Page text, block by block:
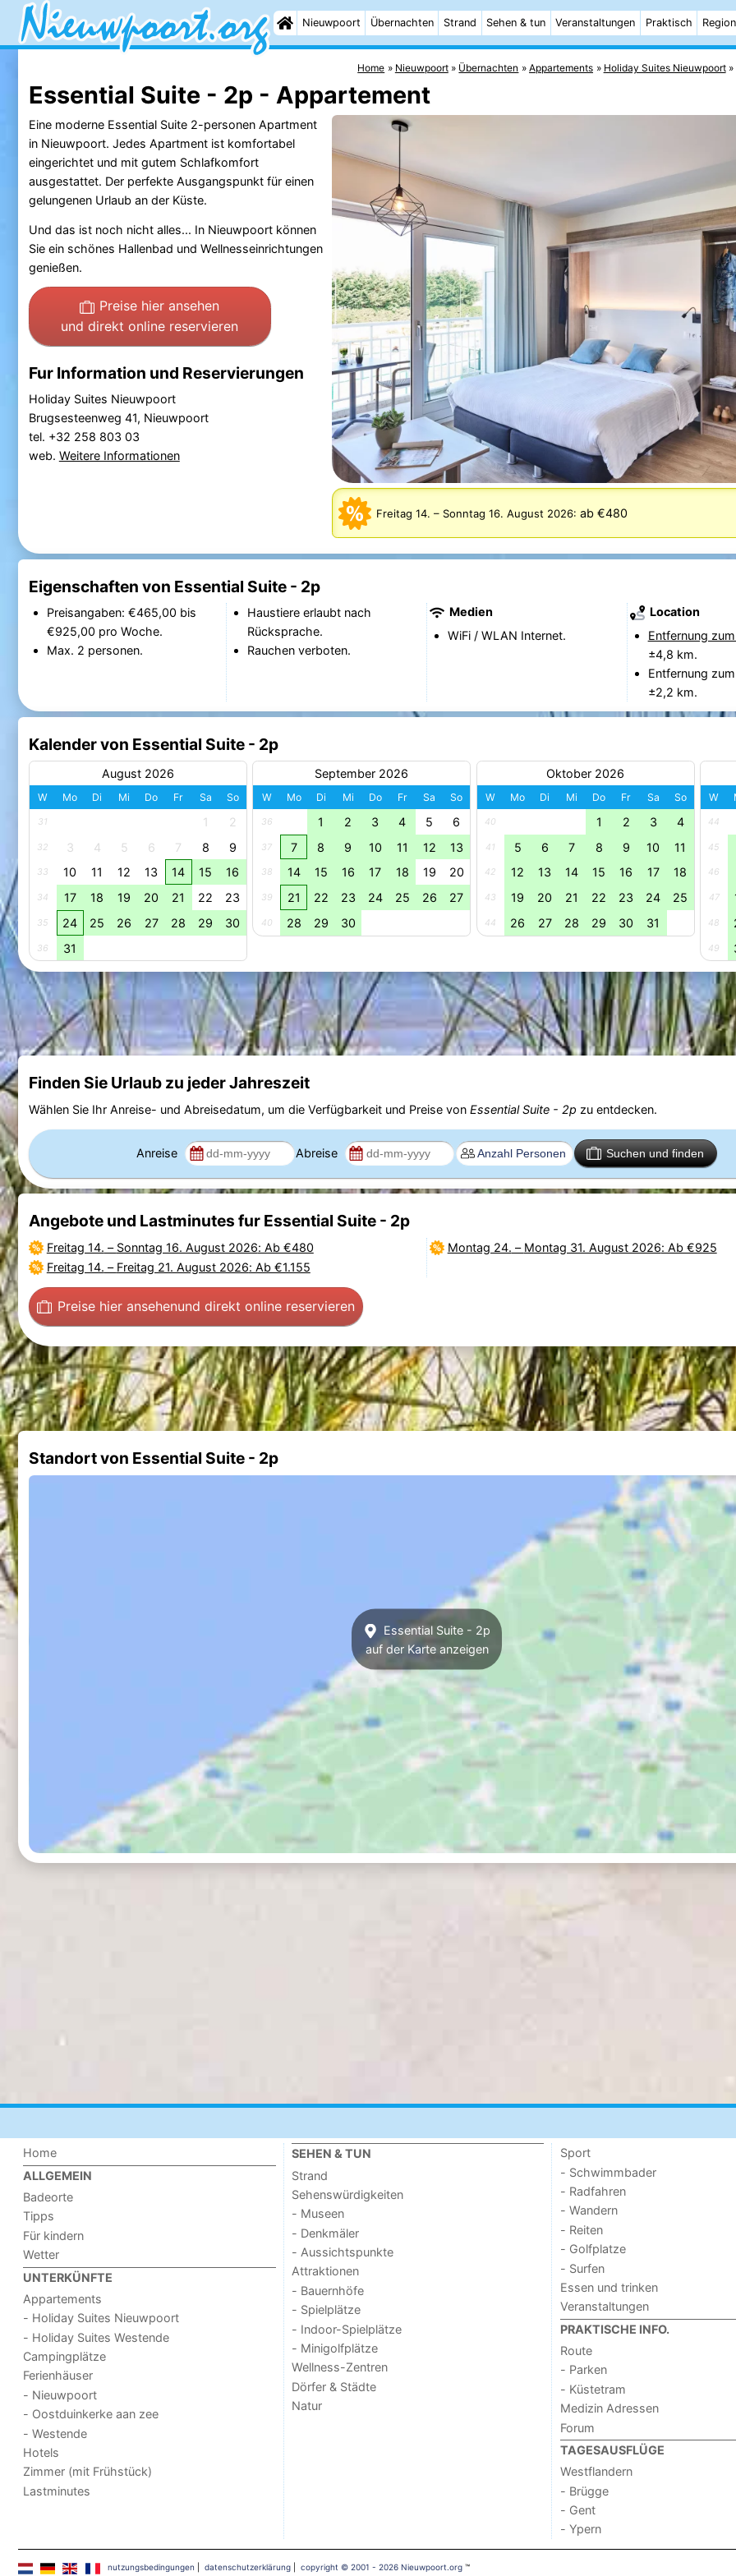
Nieuwpoort Übernachten Strand Sehen & tun Veranstaltungen Praktisch Region
Home Nieuwpoort Übernachten Appartements Holiday Suites Nieuwpoort
Essential Suite - 2p - Appartement
Freitag 14. – Sonntag 16. August 2026: ab €480
Eine moderne Essential Suite 2-personen Apartment
in Nieuwpoort. Jedes Apartment ist komfortabel
eingerichtet und mit gutem Schlafkomfort
ausgestattet. Der perfekte Ausgangspunkt für einen
gelungenen Urlaub an der Küste.
Und das ist noch nicht alles... In Nieuwpoort können
Sie ein schönes Hallenbad und Wellnesseinrichtungen
genießen.
Preise hier ansehen
und direkt online reservieren
Fur Information und Reservierungen
Holiday Suites Nieuwpoort
Brugsesteenweg 41, Nieuwpoort
tel. +32 258 803 03
web. Weitere Informationen
Eigenschaften von Essential Suite - 2p
Preisangaben: €465,00 bis
€925,00 pro Woche.
Max. 2 personen.
Haustiere erlaubt nach
Rücksprache.
Rauchen verboten.
Medien
WiFi / WLAN Internet.
Location
Entfernung
±4,8 km.
Entfernung
±2,2 km.
Kalender von Essential Suite - 2p
August 2026
W Mo Di Mi Do Fr Sa So
31 1 2
32 3 4 5 6 7 8 9
33 10 11 12 13 14 15 16
34 17 18 19 20 21 22 23
35 24 25 26 27 28 29 30
36 31
September 2026
W Mo Di Mi Do Fr Sa So
36 1 2 3 4 5 6
37 7 8 9 10 11 12 13
38 14 15 16 17 18 19 20
39 21 22 23 24 25 26 27
40 28 29 30
Oktober 2026
W Mo Di Mi Do Fr Sa So
40 1 2 3 4
41 5 6 7 8 9 10 11
42 12 13 14 15 16 17 18
43 19 20 21 22 23 24 25
44 26 27 28 29 30 31
W
44
45
46
47
48
49
Finden Sie Urlaub zu jeder Jahreszeit
Wählen Sie Ihr Anreise- und Abreisedatum, um die Verfügbarkeit und Preise von Essential Suite - 2p zu entdecken.
Anreise Abreise Suchen und finden
Angebote und Lastminutes fur Essential Suite - 2p
Freitag 14. – Sonntag 16. August 2026: Ab €480
Freitag 14. – Freitag 21. August 2026: Ab €1.155
Montag 24. – Montag 31. August 2026: Ab €925
Preise hier ansehenund direkt online reservieren
Standort von Essential Suite - 2p
Essential Suite - 2p
auf der Karte anzeigen
Home
ALLGEMEIN
Badeorte
Tipps
Für kindern
Wetter
UNTERKÜNFTE
Appartements
- Holiday Suites Nieuwpoort
- Holiday Suites Westende
Campingplätze
Ferienhäuser
- Nieuwpoort
- Oostduinkerke aan zee
- Westende
Hotels
Zimmer (mit Frühstück)
Lastminutes
SEHEN & TUN
Strand
Sehenswürdigkeiten
- Museen
- Denkmäler
- Aussichtspunkte
Attraktionen
- Bauernhöfe
- Spielplätze
- Indoor-Spielplätze
- Minigolfplätze
Wellness-Zentren
Dörfer & Städte
Natur
Sport
- Schwimmbader
- Radfahren
- Wandern
- Reiten
- Golfplatze
- Surfen
Essen und trinken
Veranstaltungen
PRAKTISCHE INFO.
Route
- Parken
- Küstetram
Medizin Adressen
Forum
TAGESAUSFLÜGE
Westflandern
- Brügge
- Gent
- Ypern
nutzungsbedingungen datenschutzerklärung| copyright © 2001 - 2026 Nieuwpoort.org™